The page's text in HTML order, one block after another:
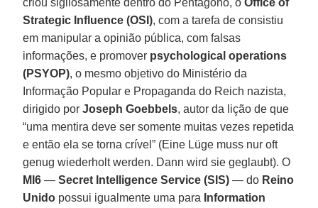
Strategic Influence (OSI), com a tarefa de consistiu
em manipular a opinião pública, com falsas
informações, e promover psychological operations
(PSYOP), o mesmo objetivo do Ministério da
Informação Popular e Propaganda do Reich nazista,
dirigido porJoseph Goebbels, autor da lição de que
“uma mentira deve ser somente muitas vezes repetida
e então ela se torna crível” (Eine Lüge muss nur oft
genug wiederholt werden. Dann wird sie geglaubt). O
MI6 —Secret Intelligence Service (SIS) — do Reino
Unido possui igualmente uma para Information